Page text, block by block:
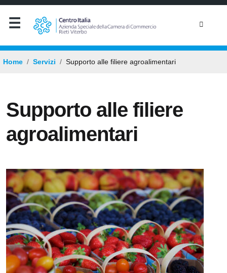
Home Servizi Supporto alle filiere agroalimentari
Supporto alle filiere
agroalimentari